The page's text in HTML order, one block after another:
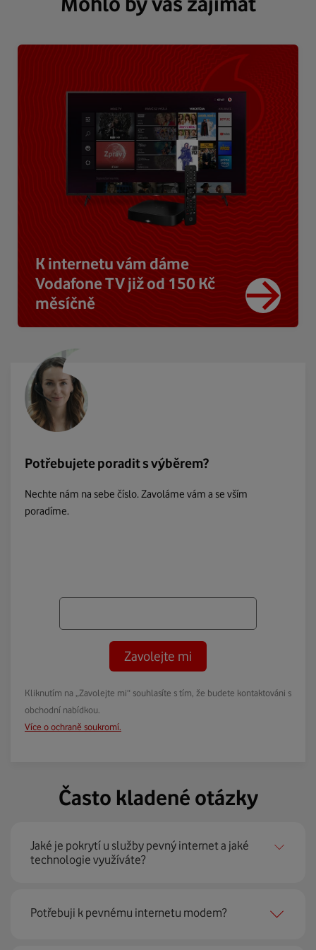
K internetu vám dáme
Vodafone TV již od 150 Kč
měsíčně
Potřebujete poradit s výběrem?
Nechte nám na sebe číslo. Zavoláme vám a se vším
poradíme.
Zavolejte mi
Kliknutím na „Zavolejte mi“ souhlasíte s tím, že budete kontaktováni s
obchodní nabídkou.
Více o ochraně soukromí.
Často kladené otázky
Jaké je pokrytí u služby pevný internet a jaké
technologie využíváte?
Pevný internet můžeme nabídnout
domácností
Potřebuji k pevnému internetu modem?